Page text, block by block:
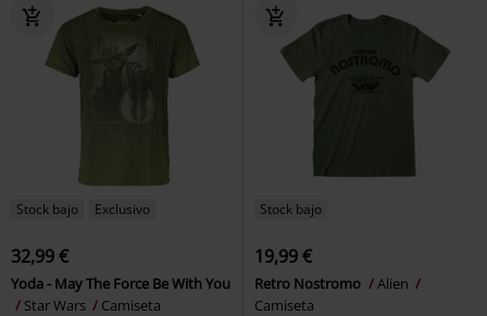
Stock bajo Exclusivo
32,99 €
Yoda - May The Force Be With You
Star Wars
Camiseta
Stock bajo
19,99 €
Retro Nostromo
Alien
Camiseta